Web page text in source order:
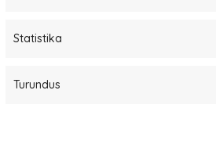
Statistika
Turundus
Privaatsuspoliitika ja küpsised